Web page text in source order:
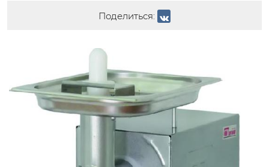
Поделиться: